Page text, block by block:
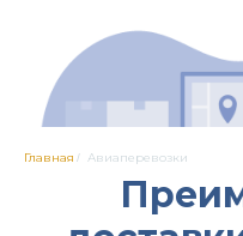
Главная / Авиаперевозки